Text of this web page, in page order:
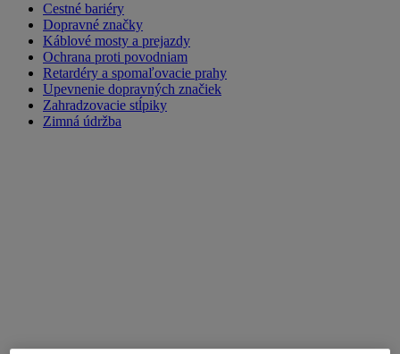
Cestné bariéry
Dopravné značky
Káblové mosty a prejazdy
Ochrana proti povodniam
Retardéry a spomaľovacie prahy
Upevnenie dopravných značiek
Zahradzovacie stĺpiky
Zimná údržba